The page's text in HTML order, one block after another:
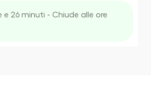
e 26 minuti - Chiude alle ore